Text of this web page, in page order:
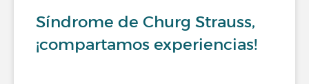
Síndrome de Churg Strauss,
¡compartamos experiencias!